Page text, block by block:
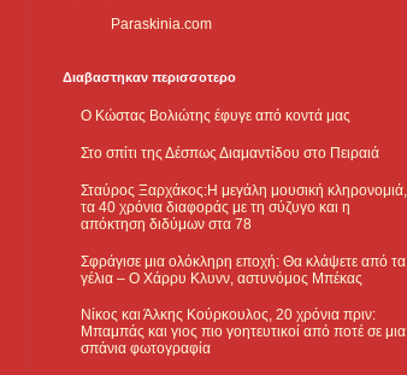
Paraskinia.com
Διαβαστηκαν περισσοτερο
Ο Κώστας Βολιώτης έφυγε από κοντά μας
Στο σπίτι της Δέσπως Διαμαντίδου στο Πειραιά
Σταύρος Ξαρχάκος:Η μεγάλη μουσική κληρονομιά,
τα 40 χρόνια διαφοράς με τη σύζυγο και η
απόκτηση διδύμων στα 78
Σφράγισε μια ολόκληρη εποχή: Θα κλάψετε από τα
γέλια – Ο Χάρρυ Κλυνν, αστυνόμος Μπέκας
Νίκος και Άλκης Κούρκουλος, 20 χρόνια πριν:
Μπαμπάς και γιος πιο γοητευτικοί από ποτέ σε μια
σπάνια φωτογραφία